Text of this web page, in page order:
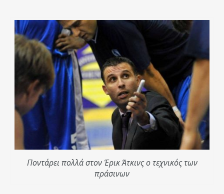
Ποντάρει πολλά στον Έρικ Άτκινς ο τεχνικός των
πράσινων